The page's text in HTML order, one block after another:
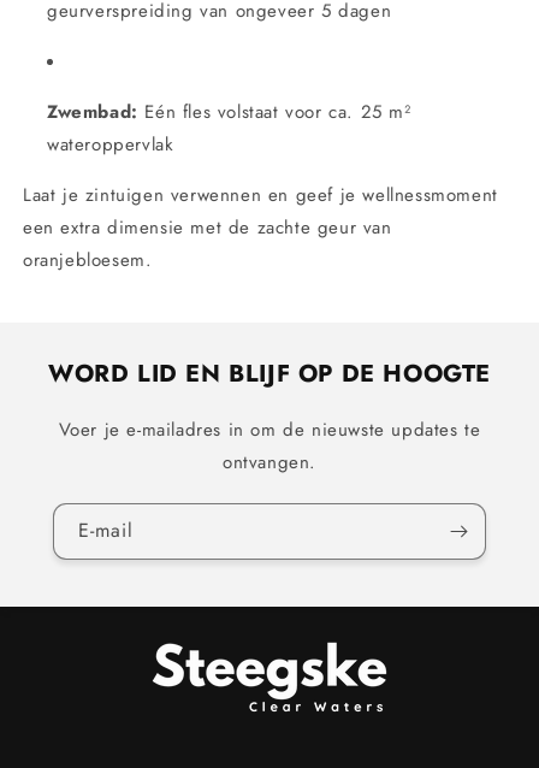
geurverspreiding van ongeveer 5 dagen
Zwembad: Eén fles volstaat voor ca. 25 m²
wateroppervlak
Laat je zintuigen verwennen en geef je wellnessmoment
een extra dimensie met de zachte geur van
oranjebloesem.
WORD LID EN BLIJF OP DE HOOGTE
Voer je e-mailadres in om de nieuwste updates te
ontvangen.
E‑mail